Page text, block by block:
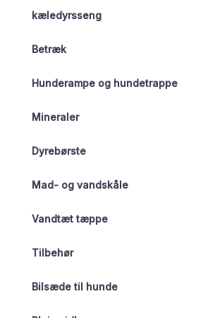
kæledyrsseng
Betræk
Hunderampe og hundetrappe
Mineraler
Dyrebørste
Mad- og vandskåle
Vandtæt tæppe
Tilbehør
Bilsæde til hunde